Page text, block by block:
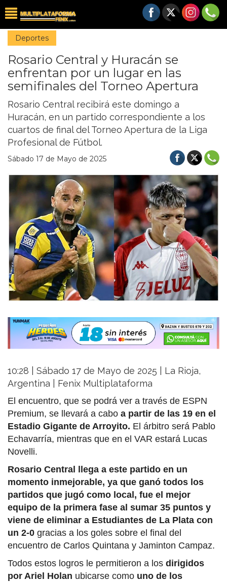
Deportes
Rosario Central y Huracán se
enfrentan por un lugar en las
semifinales del Torneo Apertura
Rosario Central recibirá este domingo a
Huracán, en un partido correspondiente a los
cuartos de final del Torneo Apertura de la Liga
Profesional de Fútbol.
Sábado 17 de Mayo de 2025
10:28 | Sábado 17 de Mayo de 2025 | La Rioja,
Argentina | Fenix Multiplataforma
El encuentro, que se podrá ver a través de ESPN
Premium, se llevará a cabo a partir de las 19 en el
Estadio Gigante de Arroyito. El árbitro será Pablo
Echavarría, mientras que en el VAR estará Lucas
Novelli.
Rosario Central llega a este partido en un
momento inmejorable, ya que ganó todos los
partidos que jugó como local, fue el mejor
equipo de la primera fase al sumar 35 puntos y
viene de eliminar a Estudiantes de La Plata con
un 2-0 gracias a los goles sobre el final del
encuentro de Carlos Quintana y Jaminton Campaz.
Todos estos logros le permitieron a los dirigidos
por Ariel Holan ubicarse como uno de los